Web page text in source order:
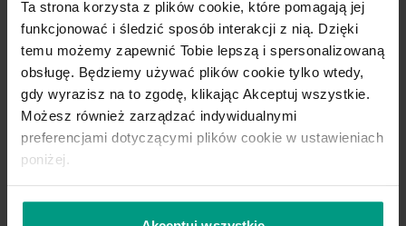
Ta strona korzysta z plików cookie, które pomagają jej
funkcjonować i śledzić sposób interakcji z nią. Dzięki
temu możemy zapewnić Tobie lepszą i spersonalizowaną
obsługę. Będziemy używać plików cookie tylko wtedy,
gdy wyrazisz na to zgodę, klikając Akceptuj wszystkie.
Możesz również zarządzać indywidualnymi
preferencjami dotyczącymi plików cookie w ustawieniach
poniżej.